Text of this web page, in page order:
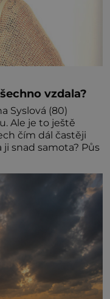
vzdala?
Syslová (80)
Ale je to ještě
čím dál častěji
Dohnala ji snad samota? Půs